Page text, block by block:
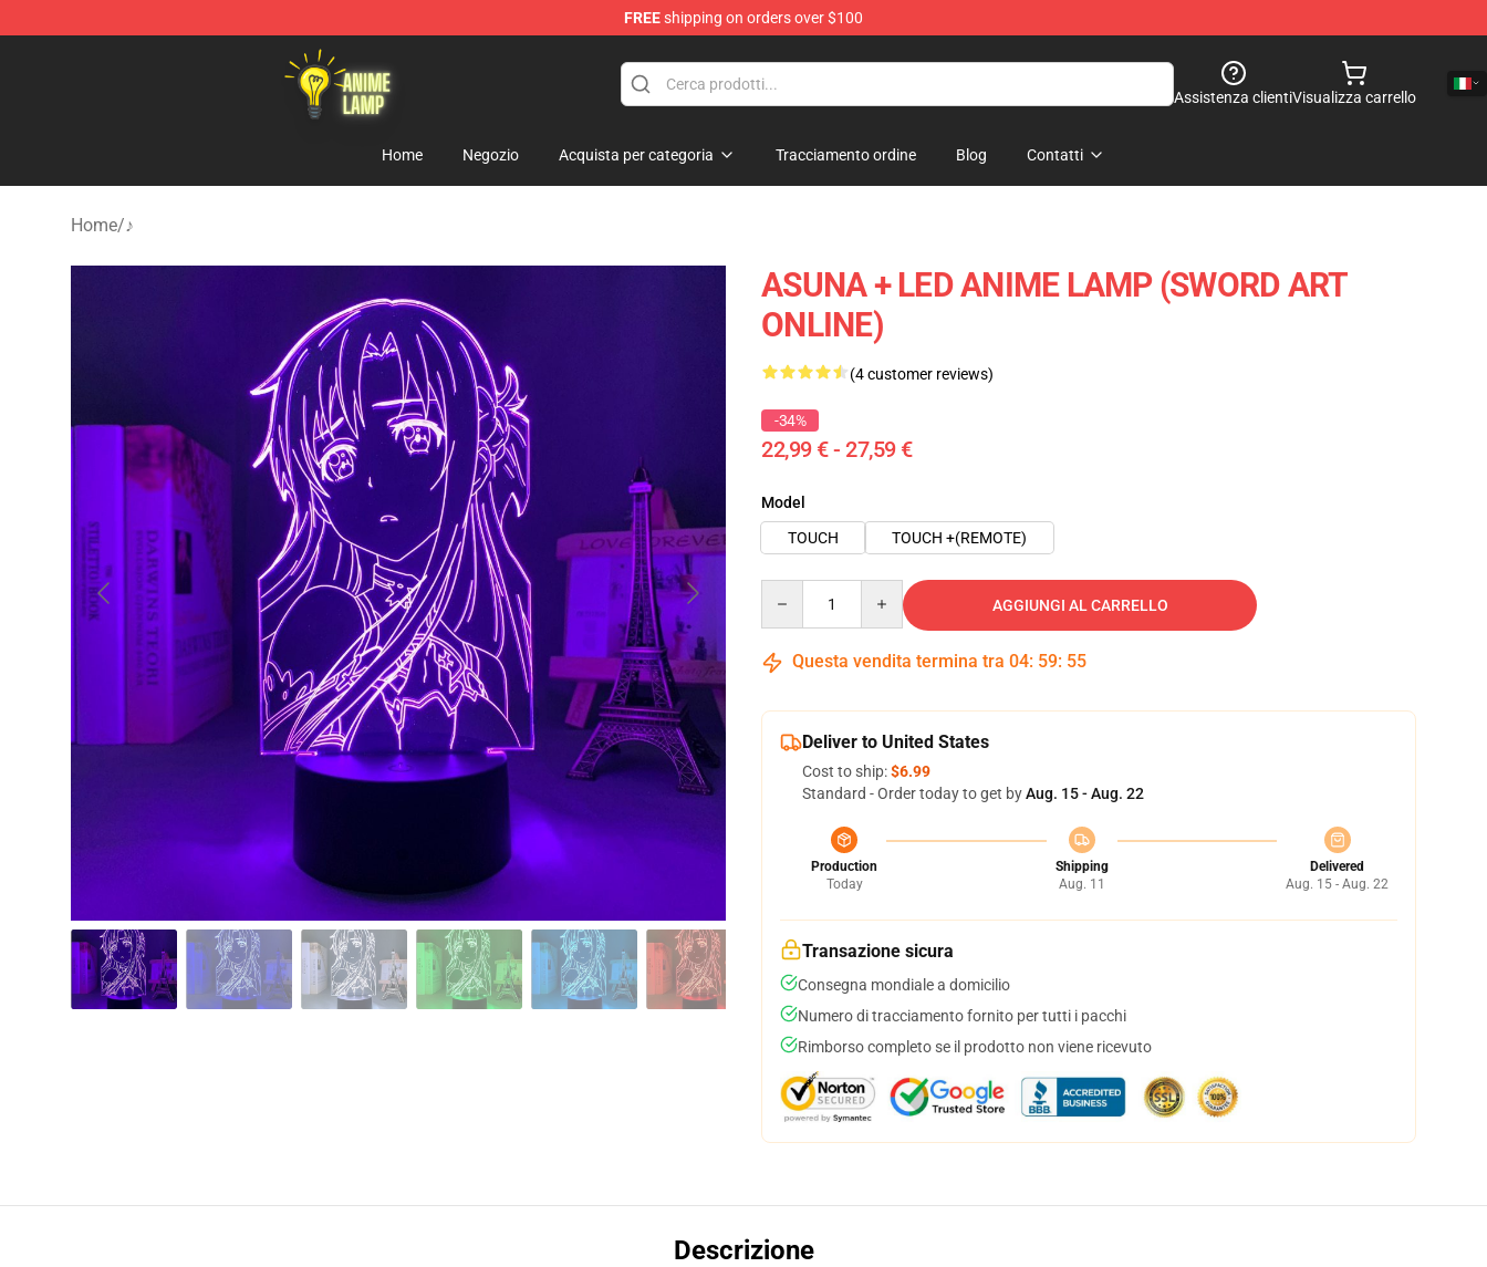
FREEshipping on orders over $100
Anime Lamp Shop - The Best Store of Anime Lamp
Assistenza clientiVisualizza carrello
Home Negozio Acquista per categoria Tracciamento ordine Blog Contatti
Home/♪
ASUNA + LED ANIME LAMP (SWORD ART
ONLINE)
(4 customer reviews)
-34%
22,99 € - 27,59 €
Model
TOUCH
TOUCH +(REMOTE)
AGGIUNGI AL CARRELLO
Questa vendita termina tra 04: 59: 54
Deliver to United States
Cost to ship:$6.99
Standard - Order today to get byAug. 15 - Aug. 22
Production
Today
Shipping
Aug. 11
Delivered
Aug. 15 - Aug. 22
Transazione sicura
Consegna mondiale a domicilio
Numero di tracciamento fornito per tutti i pacchi
Rimborso completo se il prodotto non viene ricevuto
Descrizione